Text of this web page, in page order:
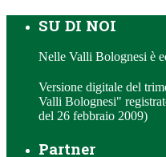
SU DI NOI
Nelle Valli Bolognesi è
Versione digitale del
Valli Bolognesi"
del 26 febbraio 2009)
Partner